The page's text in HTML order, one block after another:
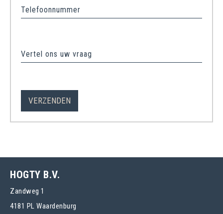
Telefoonnummer
Vertel ons uw vraag
HOGTY B.V.
Zandweg 1
4181 PL Waardenburg